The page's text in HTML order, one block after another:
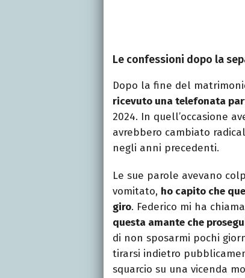
Le confessioni dopo la
Dopo la fine del
ricevuto una telefonata
2024. In quell’occasione
avrebbero cambiato
negli anni precedenti.
Le sue parole avevano
vomitato, ho capito che
giro. Federico mi ha
questa amante che
di non sposarmi pochi
tirarsi indietro
squarcio su una vicenda